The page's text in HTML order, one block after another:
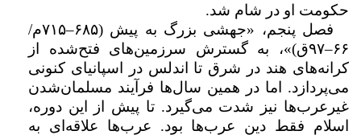
حکومت او در شام شد.
فصل پنجم، «جهشی بزرگ به پیش (۶۸۵–۷۱۵
م/
۶۶–۹۷
ق)»، به گسترش سرزمین‌های فتح‌شده از
کرانه‌های هند در شرق تا اندلس در اسپانیای کنونی
می‌پردازد. اما در همین سال‌ها فرآیند مسلمان‌شدن
غیرعرب‌ها نیز شدت می‌گیرد. تا پیش از این دوره،
اسلام فقط دین عرب‌ها بود. عرب‌ها علاقه‌ای به